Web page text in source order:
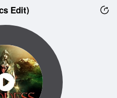
Edit)